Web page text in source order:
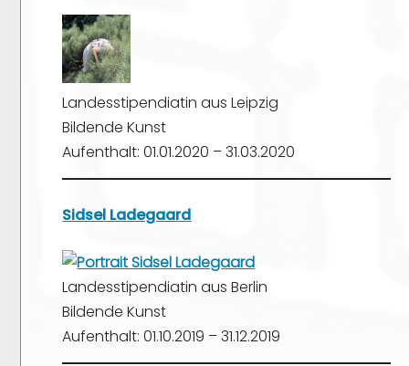
Landesstipendiatin aus Leipzig
Bildende Kunst
Aufenthalt: 01.01.2020 – 31.03.2020
Sidsel Ladegaard
Landesstipendiatin aus Berlin
Bildende Kunst
Aufenthalt: 01.10.2019 – 31.12.2019